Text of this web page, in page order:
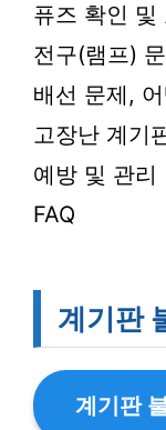
퓨즈 확인 및
전구(램프)
배선 문제,
고장난 계기
예방 및 관리
FAQ
계기판
계기판